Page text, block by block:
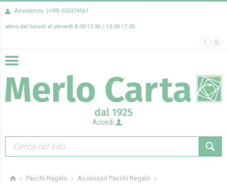
Assistenza: (+39) 055374561
attivo dal lunedì al venerdì 8:30-12:30 / 13:30-17:30
Accedi
Pacchi Regalo
Accessori Pacchi Regalo